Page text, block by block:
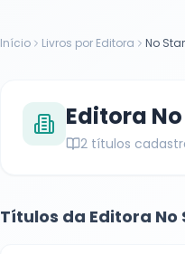
Início Livros por Editora No
Editora
2 títulos
Títulos da Editora No